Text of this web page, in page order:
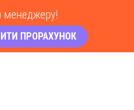
менеджеру!
ПРОРАХУНОК